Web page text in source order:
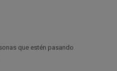
que estén pasando